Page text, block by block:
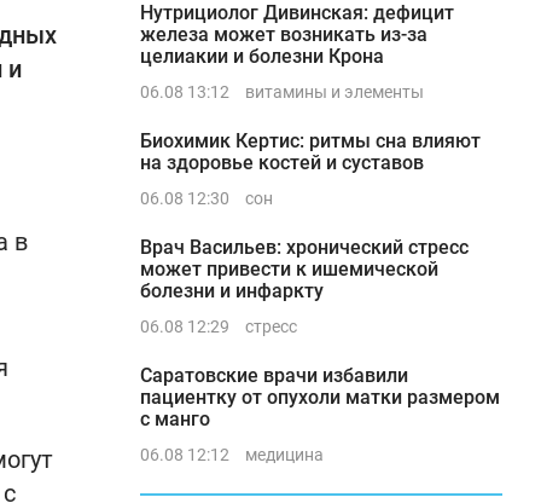
и
в
Нутрициолог Дивинская: дефицит
железа может возникать из-за
целиакии и болезни Крона
06.08 13:12 витамины и элементы
Биохимик Кертис: ритмы сна влияют
на здоровье костей и суставов
06.08 12:30 сон
Врач Васильев: хронический стресс
может привести к ишемической
болезни и инфаркту
06.08 12:29 стресс
Саратовские врачи избавили
пациентку от опухоли матки размером
с манго
06.08 12:12 медицина